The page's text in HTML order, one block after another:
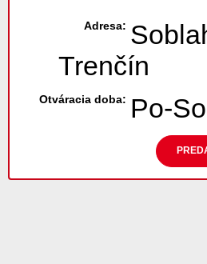
Adresa:
Trenčín
Otváracia doba: Po-